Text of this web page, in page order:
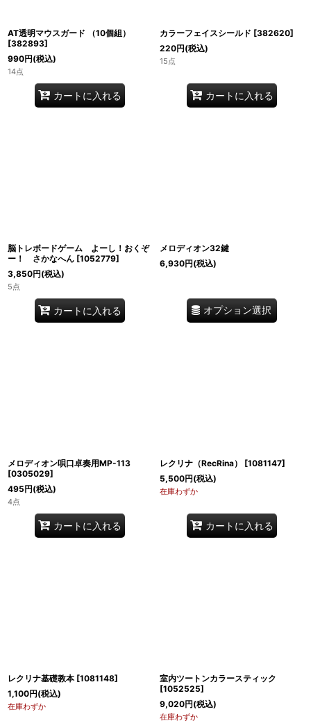
AT透明マウスガード （10個組）
[382893]
990円(税込)
14点
カートに入れる
カラーフェイスシールド [382620]
220円(税込)
15点
カートに入れる
脳トレボードゲーム よーし！おくぞ
ー！ さかなへん [1052779]
3,850円(税込)
5点
カートに入れる
メロディオン32鍵
6,930円(税込)
オプション選択
メロディオン唄口卓奏用MP-113
[0305029]
495円(税込)
4点
カートに入れる
レクリナ（RecRina） [1081147]
5,500円(税込)
在庫わずか
カートに入れる
レクリナ基礎教本 [1081148]
1,100円(税込)
在庫わずか
室内ツートンカラースティック
[1052525]
9,020円(税込)
在庫わずか